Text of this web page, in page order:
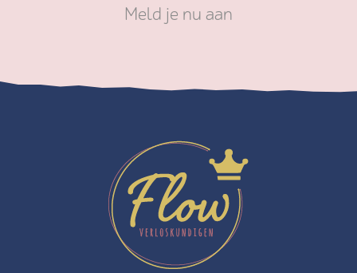
Meld je nu aan